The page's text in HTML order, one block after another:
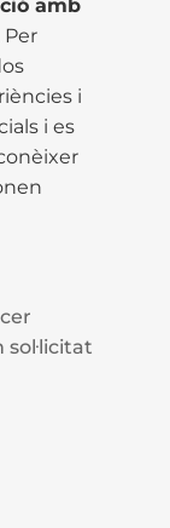
amb
Per
i
i es